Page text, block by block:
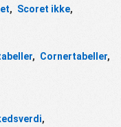
, Scoret ikke,
, Cornertabeller,
,